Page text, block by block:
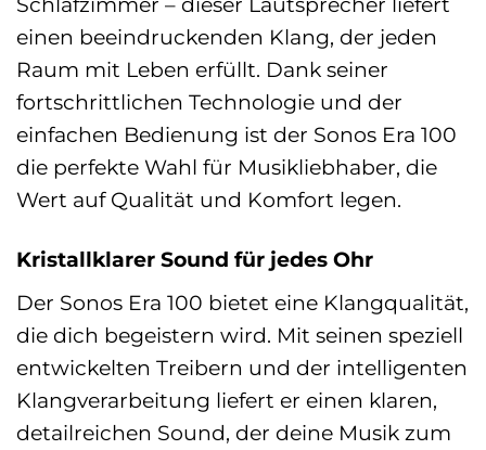
einen beeindruckenden Klang, der jeden
Raum mit Leben erfüllt. Dank seiner
fortschrittlichen Technologie und der
einfachen Bedienung ist der Sonos Era 100
die perfekte Wahl für Musikliebhaber, die
Wert auf Qualität und Komfort legen.
Kristallklarer Sound für jedes Ohr
Der Sonos Era 100 bietet eine Klangqualität,
die dich begeistern wird. Mit seinen speziell
entwickelten Treibern und der intelligenten
Klangverarbeitung liefert er einen klaren,
detailreichen Sound, der deine Musik zum